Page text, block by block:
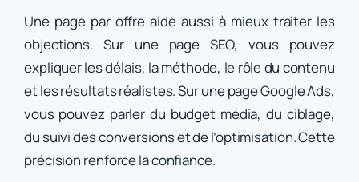
Une page par offre aide aussi à mieux traiter les
objections. Sur une page SEO, vous pouvez
expliquer les délais, la méthode, le rôle du contenu
et les résultats réalistes. Sur une page Google Ads,
vous pouvez parler du budget média, du ciblage,
du suivi des conversions et de l’optimisation. Cette
précision renforce la confiance.